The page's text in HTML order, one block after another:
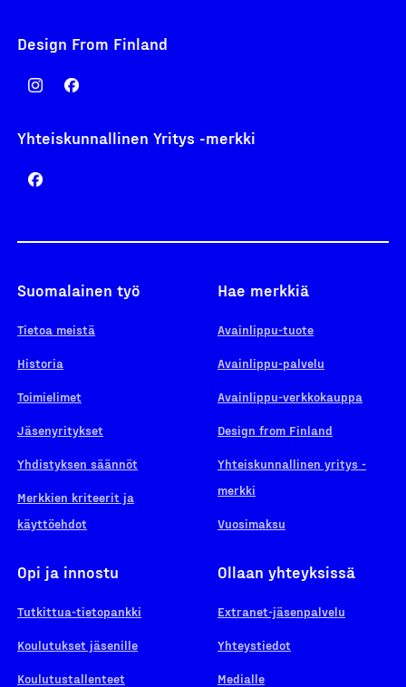
Design From Finland
Yhteiskunnallinen Yritys -merkki
Suomalainen työ
Tietoa meistä
Historia
Toimielimet
Jäsenyritykset
Yhdistyksen säännöt
Merkkien kriteerit ja
käyttöehdot
Hae merkkiä
Avainlippu-tuote
Avainlippu-palvelu
Avainlippu-verkkokauppa
Design from Finland
Yhteiskunnallinen yritys -
merkki
Vuosimaksu
Opi ja innostu
Tutkittua-tietopankki
Koulutukset jäsenille
Koulutustallenteet
Ollaan yhteyksissä
Extranet-jäsenpalvelu
Yhteystiedot
Medialle